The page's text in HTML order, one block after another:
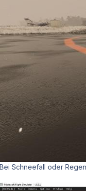
Bei Schneefall oder